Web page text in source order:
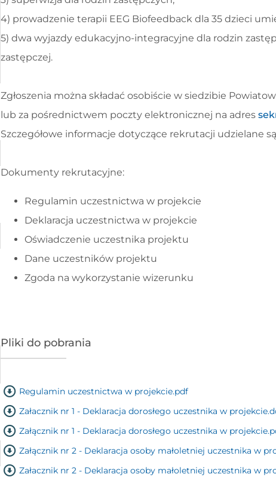
4) prowadzenie terapii EEG Biofeedback dla 35 dzieci
5) dwa wyjazdy edukacyjno-integracyjne dla rodzin
zastępczej.
Zgłoszenia można składać osobiście w siedzibie
lub za pośrednictwem poczty elektronicznej na adres
Szczegółowe informacje dotyczące rekrutacji udzielane
Dokumenty rekrutacyjne:
Regulamin uczestnictwa w projekcie
Deklaracja uczestnictwa w projekcie
Oświadczenie uczestnika projektu
Dane uczestników projektu
Zgoda na wykorzystanie wizerunku
Pliki do pobrania
Regulamin uczestnictwa w projekcie.pdf
Załacznik nr 1 - Deklaracja dorosłego uczestnika w
Załącznik nr 1 - Deklaracja dorosłego uczestnika w
Załącznik nr 2 - Deklaracja osoby małoletniej uczestnika w
Załacznik nr 2 - Deklaracja osoby małoletniej uczestnika w